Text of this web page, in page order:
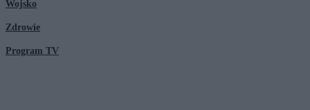
Wojsko
Zdrowie
Program TV